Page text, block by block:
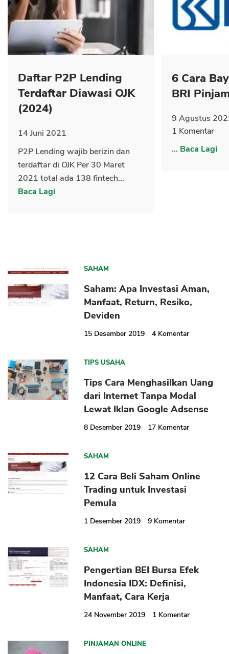
Daftar P2P Lending
Terdaftar Diawasi OJK
(2024)
14 Juni 2021
P2P Lending wajib berizin dan
terdaftar di OJK Per 30 Maret
2021 total ada 138 fintech...
Baca Lagi
6 Cara
BRI
9 Agustus
1 Komentar
... Baca Lagi
SAHAM
Saham: Apa Investasi Aman,
Manfaat, Return, Resiko,
Deviden
15 Desember 2019 4 Komentar
TIPS USAHA
Tips Cara Menghasilkan Uang
dari Internet Tanpa Modal
Lewat Iklan Google Adsense
8 Desember 2019 17 Komentar
SAHAM
12 Cara Beli Saham Online
Trading untuk Investasi
Pemula
1 Desember 2019 9 Komentar
SAHAM
Pengertian BEI Bursa Efek
Indonesia IDX: Definisi,
Manfaat, Cara Kerja
24 November 2019 1 Komentar
PINJAMAN ONLINE
OK